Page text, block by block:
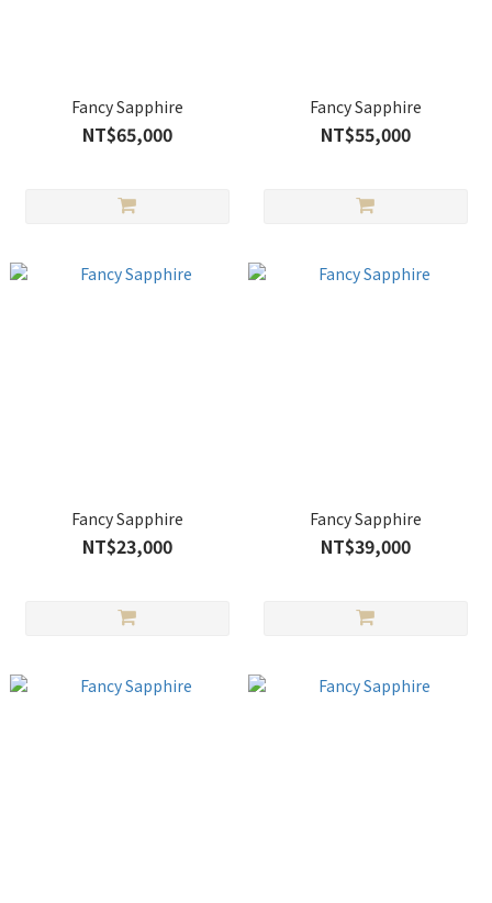
Fancy Sapphire
NT$65,000
Fancy Sapphire
NT$55,000
Fancy Sapphire
NT$23,000
Fancy Sapphire
NT$39,000